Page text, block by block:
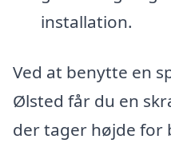
installation.
Ved at benytte en
Ølsted får du en
der tager højde for